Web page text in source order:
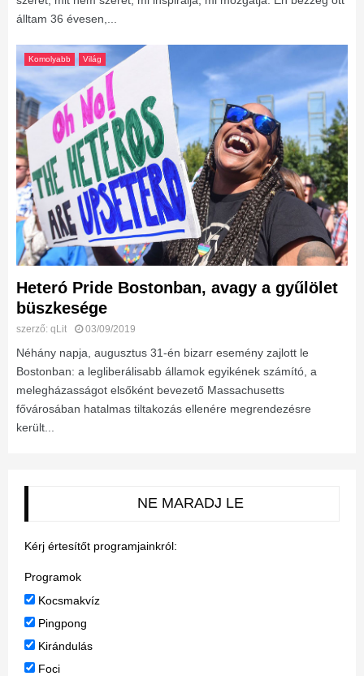
álltam 36 évesen,...
Komolyabb Világ
Heteró Pride Bostonban, avagy a gyűlölet
büszkesége
szerző: qLit 03/09/2019
Néhány napja, augusztus 31-én bizarr esemény zajlott le
Bostonban: a legliberálisabb államok egyikének számító, a
melegházasságot elsőként bevezető Massachusetts
fővárosában hatalmas tiltakozás ellenére megrendezésre
került...
NE MARADJ LE
Kérj értesítőt programjainkról:
Programok
Kocsmakvíz
Pingpong
Kirándulás
Foci